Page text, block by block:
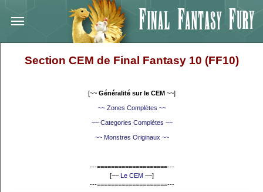
Section CEM de Final Fantasy 10 (FF10)
[~~ Généralité sur le CEM ~~]
~~ Zones Complètes ~~
~~ Categories Complètes ~~
~~ Monstres Originaux ~~
---====================---
[~~ Le CEM ~~]
---====================---